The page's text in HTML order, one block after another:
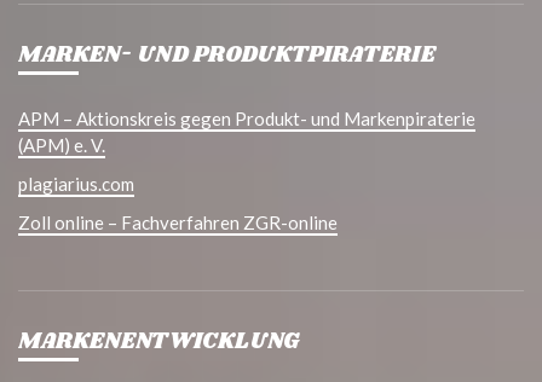
MARKEN- UND PRODUKTPIRATERIE
APM – Aktionskreis gegen Produkt- und Markenpiraterie
(APM) e. V.
plagiarius.com
Zoll online – Fachverfahren ZGR-online
MARKENENTWICKLUNG